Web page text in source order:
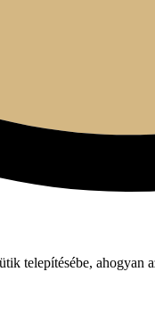
telepítésébe, ahogyan